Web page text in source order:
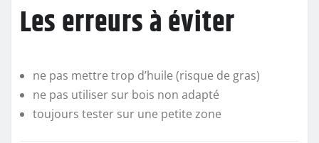
Les erreurs à éviter
ne pas mettre trop d’huile (risque de gras)
ne pas utiliser sur bois non adapté
toujours tester sur une petite zone